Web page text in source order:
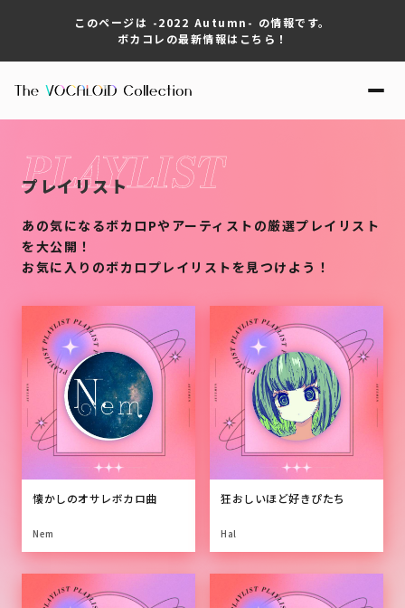
このページは -2022 Autumn- の情報です。
ボカコレの最新情報はこちら！
プレイリスト
あの気になるボカロPやアーティストの厳選プレイリスト
を大公開！
お気に入りのボカロプレイリストを見つけよう！
懐かしのオサレボカロ曲
Nem
狂おしいほど好きぴたち
Hal